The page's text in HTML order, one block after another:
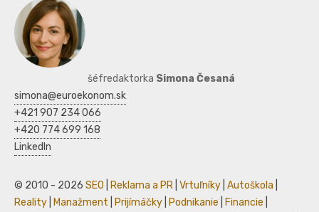
šéfredaktorka Simona Česaná
simona@euroekonom.sk
+421 907 234 066
+420 774 699 168
LinkedIn
© 2010 - 2026 SEO Reklama a PR Vrtuľníky Autoškola
Reality
Manažment Prijímáčky Podnikanie Financie